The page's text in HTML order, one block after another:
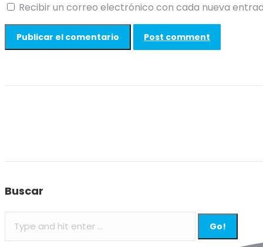
Recibir un correo electrónico con cada nueva
Post comment
Buscar